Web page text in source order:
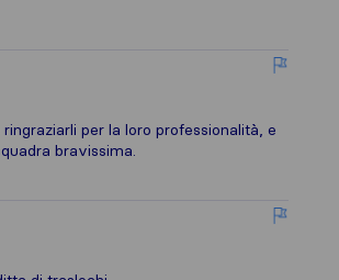
per la loro professionalità, e
bravissima.